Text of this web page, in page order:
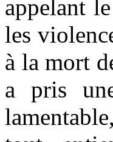
appelant
les
à la mort
a pris